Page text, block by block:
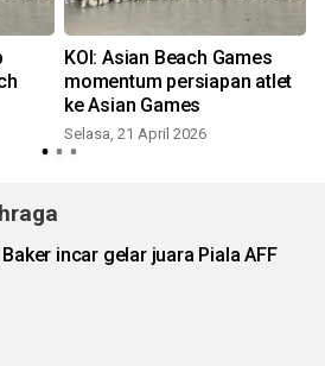
KOI: Asian Beach Games
momentum persiapan atlet
ke Asian Games
Selasa, 21 April 2026
incar gelar juara Piala AFF